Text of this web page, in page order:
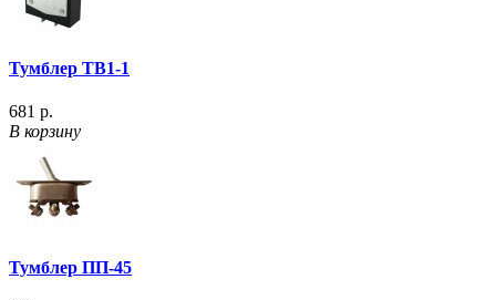
Тумблер ТВ1-1
681 р.
В корзину
Тумблер ПП-45